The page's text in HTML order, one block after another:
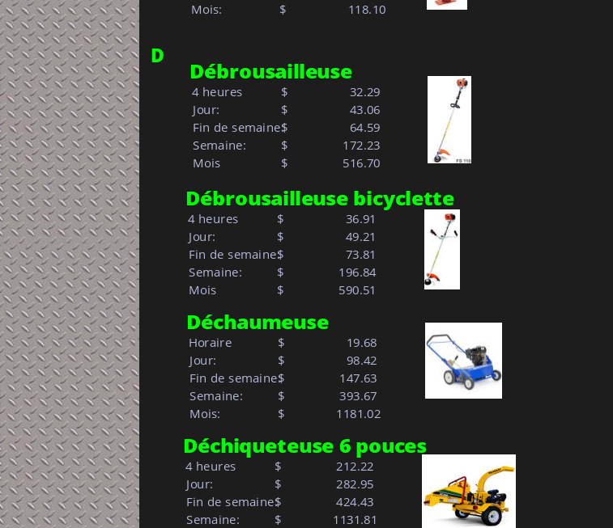
Mois:
$
           118.10
D
Débrousailleuse
4 heures $
  32.29
Jour:
$
  43.06
Fin de semaine:$
  64.59
Semaine:
$
172.23
Mois
$ 516.70
Débrousailleuse bicyclette
4 heures $
  36.91
Jour:
$
  49.21
Fin de semaine:$
  73.81
Semaine:
$
196.84
Mois
$ 590.51
Déchaumeuse
Horaire $
  19.68
Jour:
$
  98.42
Fin de semaine:$
147.63
Semaine:
$
393.67
Mois:
$
        1181.02
Déchiqueteuse 6 pouces
4 heures $
212.22
Jour:
$
282.95
Fin de semaine:$
424.43
Semaine:
$
        1131.81